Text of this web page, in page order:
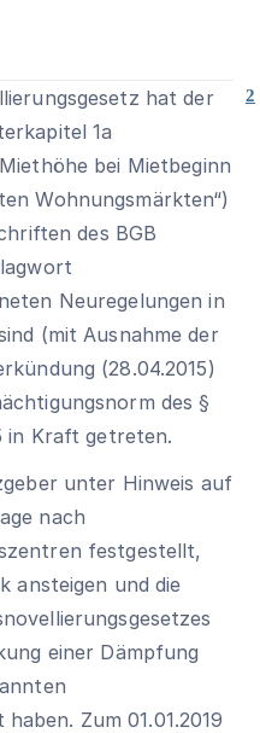
2
hat der
1a
bei Mietbeginn
Wohnungsmärkten“)
des BGB
Neuregelungen in
(mit Ausnahme der
(28.04.2015)
des §
in Kraft getreten.
unter Hinweis auf
nach
festgestellt,
ansteigen und die
einer Dämpfung
Zum 01.01.2019